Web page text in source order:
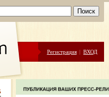
Регистрация | ВХОД